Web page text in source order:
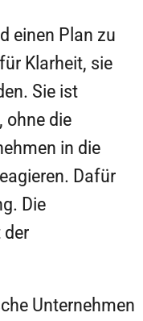
einen Plan zu
Klarheit, sie
Sie ist
ohne die
in die
Dafür
Die
Unternehmen